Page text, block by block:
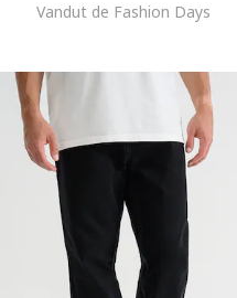
Vandut de Fashion Days